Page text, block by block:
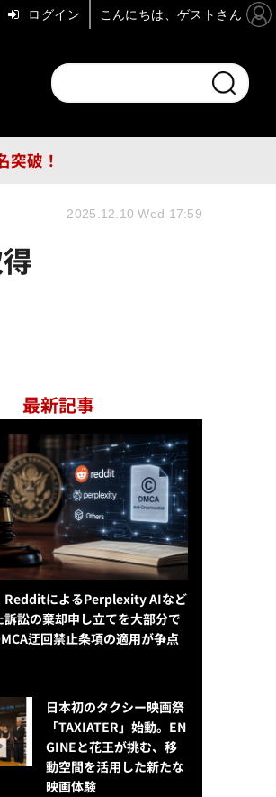
破！その他
2025.12.10 Wed 17:59
最新記事
RedditによるPerplexity AIなど
訴訟の棄却申し立てを大部分で
迂回禁止条項の適用が争点
日本初のタクシー映画祭
「TAXIATER」始動。EN
GINEと花王が挑む、移
動空間を活用した新たな
映画体験
ログイン こんにちは、ゲストさん